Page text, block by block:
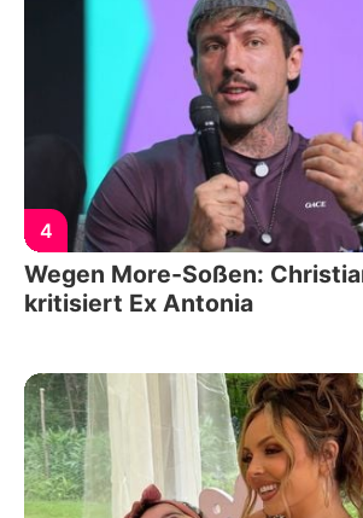
4
Wegen More-Soßen:
kritisiert Ex Antonia